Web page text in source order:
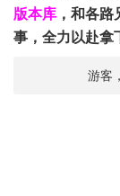
版本库 ，和各
事，全力以赴拿
游客